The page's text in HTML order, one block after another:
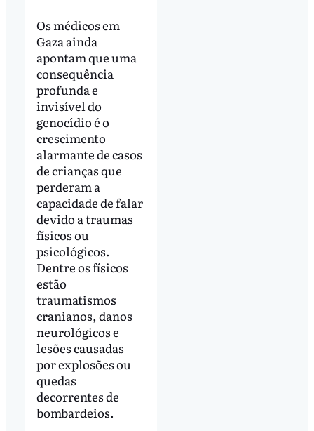
Os médicos em
Gaza ainda
apontam que uma
consequência
profunda e
invisível do
genocídio é o
crescimento
alarmante de casos
de crianças que
perderam a
capacidade de falar
devido a traumas
físicos ou
psicológicos.
Dentre os físicos
estão
traumatismos
cranianos, danos
neurológicos e
lesões causadas
por explosões ou
quedas
decorrentes de
bombardeios.